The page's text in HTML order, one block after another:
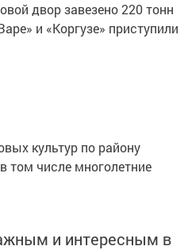
двор завезено 220 тонн
и «Коргузе» приступили
культур по району
том числе многолетние
и интересным в